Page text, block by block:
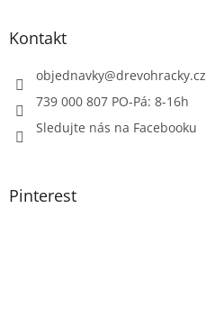
Kontakt
objednavky@drevohracky.cz
739 000 807 PO-Pá: 8-16h
Sledujte nás na Facebooku
Pinterest